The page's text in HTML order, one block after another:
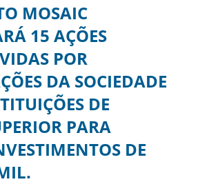
MOSAIC
15 AÇÕES
POR
DA SOCIEDADE
DE
PARA
DE